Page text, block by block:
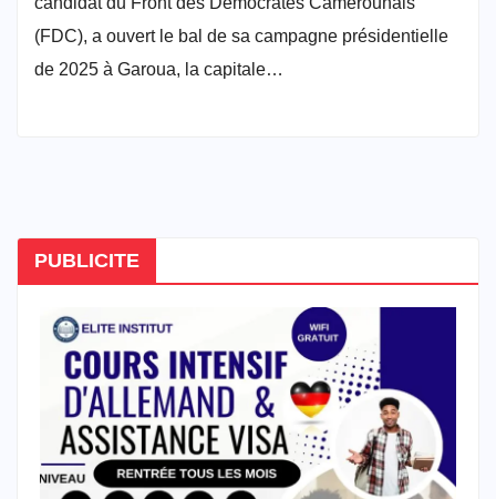
(FDC), a ouvert le bal de sa campagne présidentielle
de 2025 à Garoua, la capitale…
PUBLICITE